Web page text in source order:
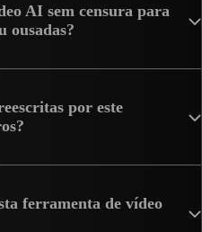
AI sem censura para
ousadas?
por este
ferramenta de vídeo